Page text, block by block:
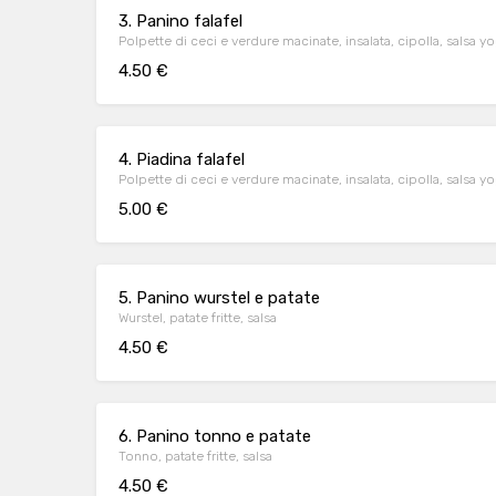
3. Panino falafel
Polpette di ceci e verdure macinate, insalata, cipolla, salsa
4.50 €
4. Piadina falafel
Polpette di ceci e verdure macinate, insalata, cipolla, salsa
5.00 €
5. Panino wurstel e patate
Wurstel, patate fritte, salsa
4.50 €
6. Panino tonno e patate
Tonno, patate fritte, salsa
4.50 €